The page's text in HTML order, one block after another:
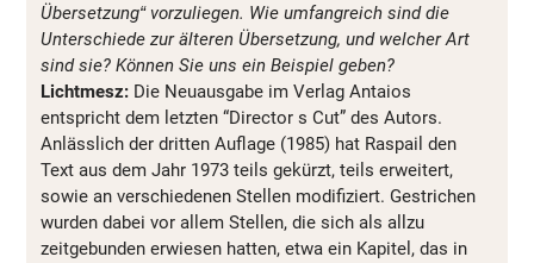
Übersetzung“vorzuliegen. Wie umfangreich sind die
Unterschiede zur älteren Übersetzung, und welcher Art
sind sie? Können Sie uns ein Beispiel geben?
Lichtmesz: Die Neuausgabe im Verlag Antaios
entspricht dem letzten “Director s Cut” des Autors.
Anlässlich der dritten Auflage (1985) hat Raspail den
Text aus dem Jahr 1973 teils gekürzt, teils erweitert,
sowie an verschiedenen Stellen modifiziert. Gestrichen
wurden dabei vor allem Stellen, die sich als allzu
zeitgebunden erwiesen hatten, etwa ein Kapitel, das in